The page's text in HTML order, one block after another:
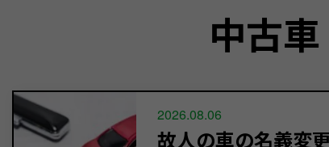
中古
2026.08.06
故人の車の名義変